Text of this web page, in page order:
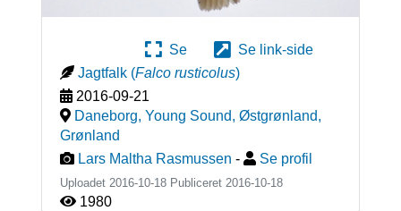
Se
Se link-side
Jagtfalk (Falco rusticolus)
2016-09-21
Daneborg, Young Sound, Østgrønland,
Grønland
Lars Maltha Rasmussen - Se profil
Uploadet 2016-10-18 Publiceret 2016-10-18
1980